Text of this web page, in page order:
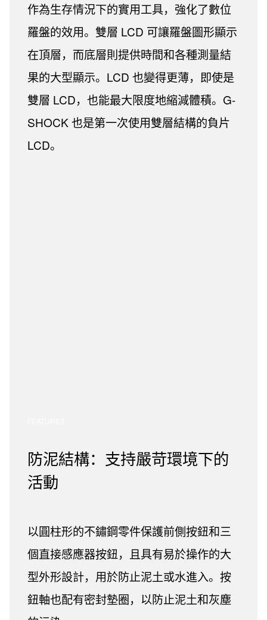
作為生存情況下的實用工具，強化了數位
羅盤的效用。雙層 LCD 可讓羅盤圖形顯示
在頂層，而底層則提供時間和各種測量結
果的大型顯示。LCD 也變得更薄，即使是
雙層 LCD，也能最大限度地縮減體積。G-
SHOCK 也是第一次使用雙層結構的負片
LCD。
防泥結構：支持嚴苛環境下的
活動
以圓柱形的不鏽鋼零件保護前側按鈕和三
個直接感應器按鈕，且具有易於操作的大
型外形設計，用於防止泥土或水進入。按
鈕軸也配有密封墊圈，以防止泥土和灰塵